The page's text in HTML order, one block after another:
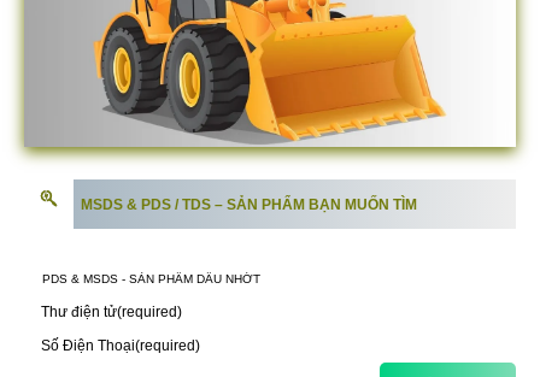
MSDS & PDS / TDS – SẢN PHẨM BẠN MUỐN TÌM
Thư điện tử(required)
Số Điện Thoại(required)